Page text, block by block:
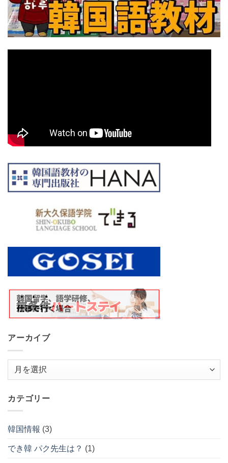
アーカイブ
イ
ブ
カテゴリー
韓国情報 (3)
でき韓 パク先生は？ (1)